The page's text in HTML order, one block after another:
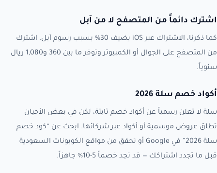
اشترك دائماً من المتصفح لا من آبل
كما ذكرنا، الاشتراك عبر iOS يضيف 30% بسبب رسوم آبل. اشترك
من المتصفح على الجوال أو الكمبيوتر وتوفر ما بين 360 و1,080 ريال
سنوياً.
أكواد خصم سلة 2026
سلة لا تعلن رسمياً عن أكواد خصم ثابتة، لكن في بعض الأحيان
تطلق عروض موسمية أو أكواد عبر شركائها. ابحث عن “كود خصم
سلة 2026” في Google أو تحقق من مواقع الكوبونات السعودية
قبل ما تجدد اشتراكك — قد تجد خصماً 5-10% جاهزاً.